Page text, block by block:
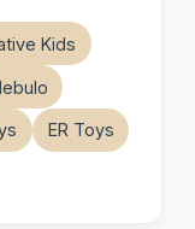
Kids
ER Toys